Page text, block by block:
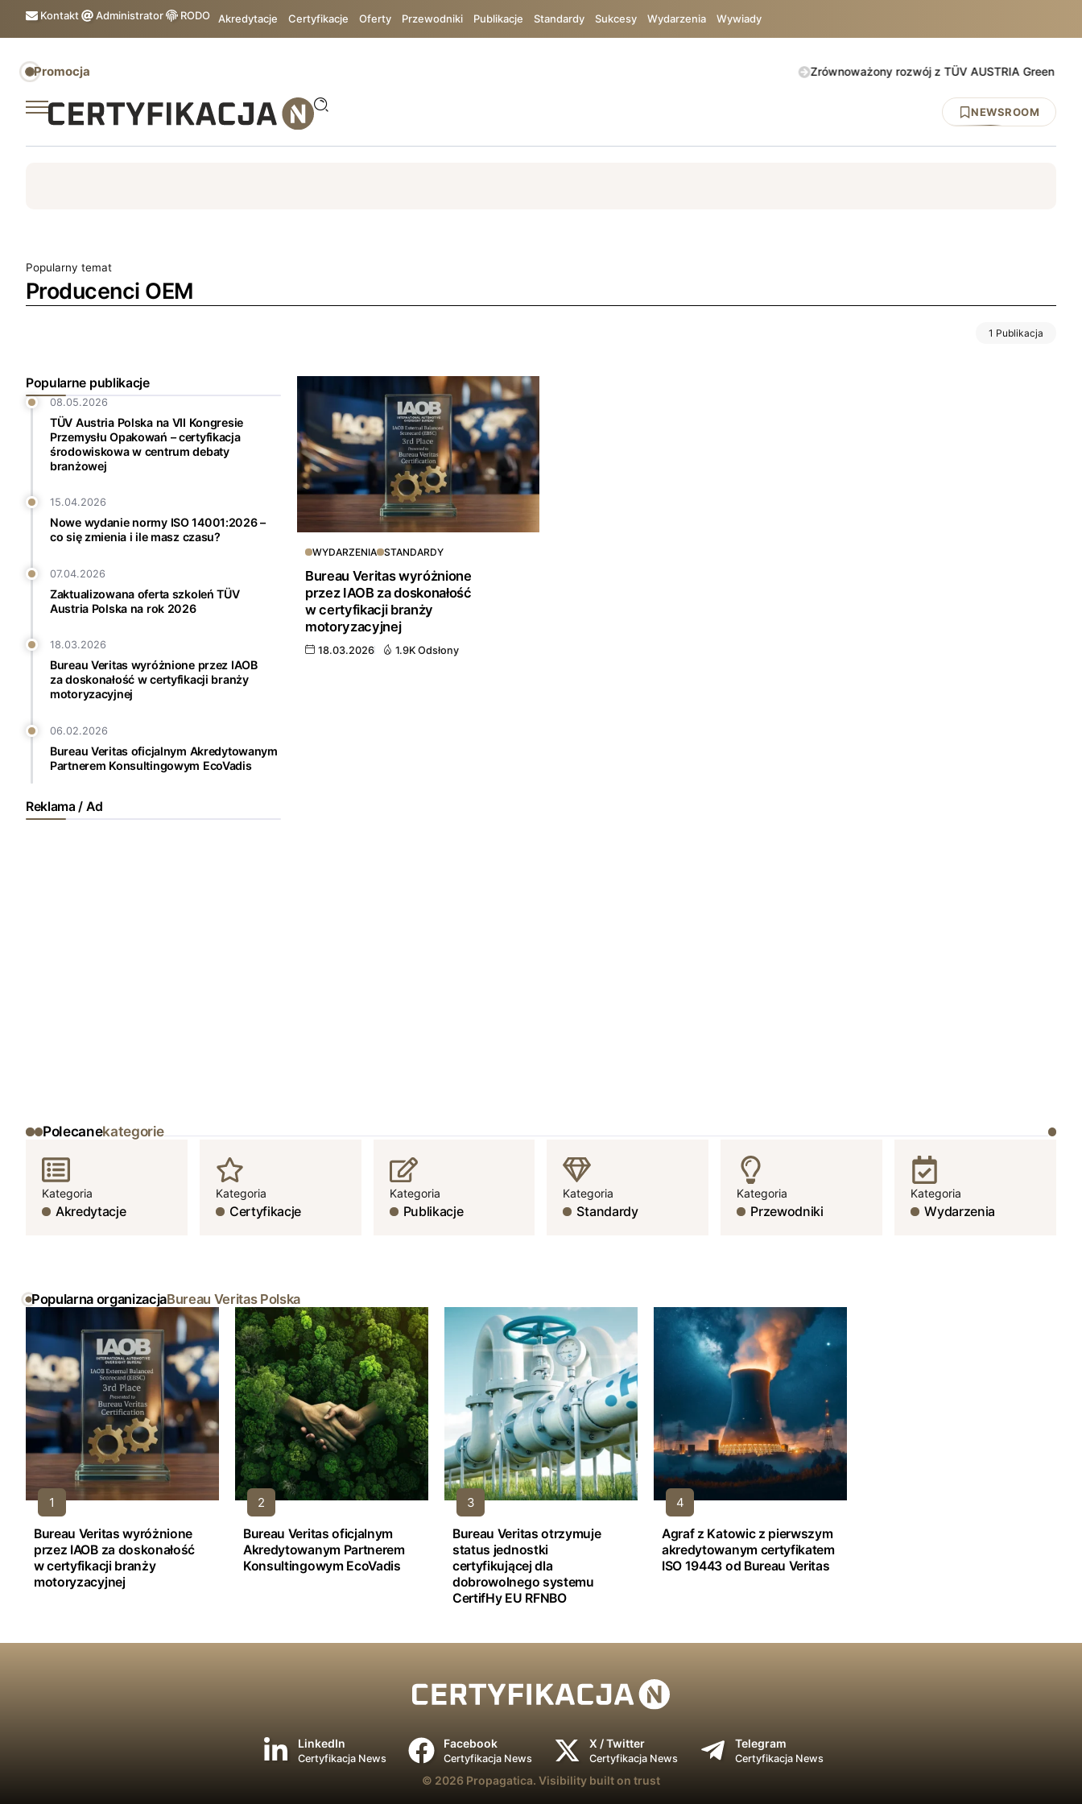
Kontakt Administrator RODO Akredytacje Certyfikacje Oferty Przewodniki Publikacje Standardy Sukcesy Wydarzenia Wywiady
Promocja Zrównoważony rozwój z TÜV AUSTRIA Green Action.
NEWSROOM
Popularny temat
Producenci OEM
1 Publikacja
Popularne publikacje
08.05.2026
TÜV Austria Polska na VII Kongresie
Przemysłu Opakowań – certyfikacja
środowiskowa w centrum debaty
branżowej
15.04.2026
Nowe wydanie normy ISO 14001:2026 –
co się zmienia i ile masz czasu?
07.04.2026
Zaktualizowana oferta szkoleń TÜV
Austria Polska na rok 2026
18.03.2026
Bureau Veritas wyróżnione przez IAOB
za doskonałość w certyfikacji branży
motoryzacyjnej
06.02.2026
Bureau Veritas oficjalnym Akredytowanym
Partnerem Konsultingowym EcoVadis
Reklama / Ad
WYDARZENIA STANDARDY
Bureau Veritas wyróżnione
przez IAOB za doskonałość
w certyfikacji branży
motoryzacyjnej
18.03.2026 1.9K Odsłony
Polecanekategorie
Kategoria
Akredytacje
Kategoria
Certyfikacje
Kategoria
Publikacje
Kategoria
Standardy
Kategoria
Przewodniki
Kategoria
Wydarzenia
Popularna organizacjaBureau Veritas Polska
Bureau Veritas wyróżnione
przez IAOB za doskonałość
w certyfikacji branży
motoryzacyjnej
Bureau Veritas oficjalnym
Akredytowanym Partnerem
Konsultingowym EcoVadis
Bureau Veritas otrzymuje
status jednostki
certyfikującej dla
dobrowolnego systemu
CertifHy EU RFNBO
Agraf z Katowic z pierwszym
akredytowanym certyfikatem
ISO 19443 od Bureau Veritas
LinkedIn
Certyfikacja News
Facebook
Certyfikacja News
X / Twitter
Certyfikacja News
Telegram
Certyfikacja News
© 2026 Propagatica. Visibility built on trust